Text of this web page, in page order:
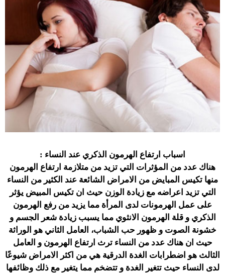
اسباب ارتفاع الهرمون الذكري عند النساء :
هناك عدد من المؤثرات التي تزيد من متلازمة ارتفاع الهرمون
منها تكيس المبايض من الامراض الشائعة عند الكثير من النساء
التي تزيد اعراضه مع زيادة الوزن حيث ان تكيس المبيض يؤثر
على عمل الهرمونات لدى المرأة مما يزيد من رفع الهرمون
الذكري و قلة الهرمون الانثوي مما يسبب زيادة شعر الجسم و
خشونة الصوت و ظهور حب الشباب، العامل الثاني هو الوراثة
حيث ان هناك عدد من النساء ترث ارتفاع الهرمون و العامل
الثالث هو اضطرابات الغدة الدرقية هي من اكثر الامراض شيوعًا
لدى النساء حيث تتغير الغدة و تتضخم مما يتغير مع ذلك وظائفها